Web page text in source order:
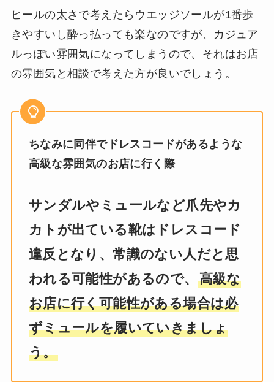
ヒールの太さで考えたらウエッジソールが1番歩
きやすいし酔っ払っても楽なのですが、カジュア
ルっぽい雰囲気になってしまうので、それはお店
の雰囲気と相談で考えた方が良いでしょう。
ちなみに同伴でドレスコードがあるような
高級な雰囲気のお店に行く際
サンダルやミュールなど爪先やカ
カトが出ている靴はドレスコード
違反となり、常識のない人だと思
われる可能性があるので、 高級な
お店に行く可能性がある場合は必
ずミュールを履いていきましょ
う。